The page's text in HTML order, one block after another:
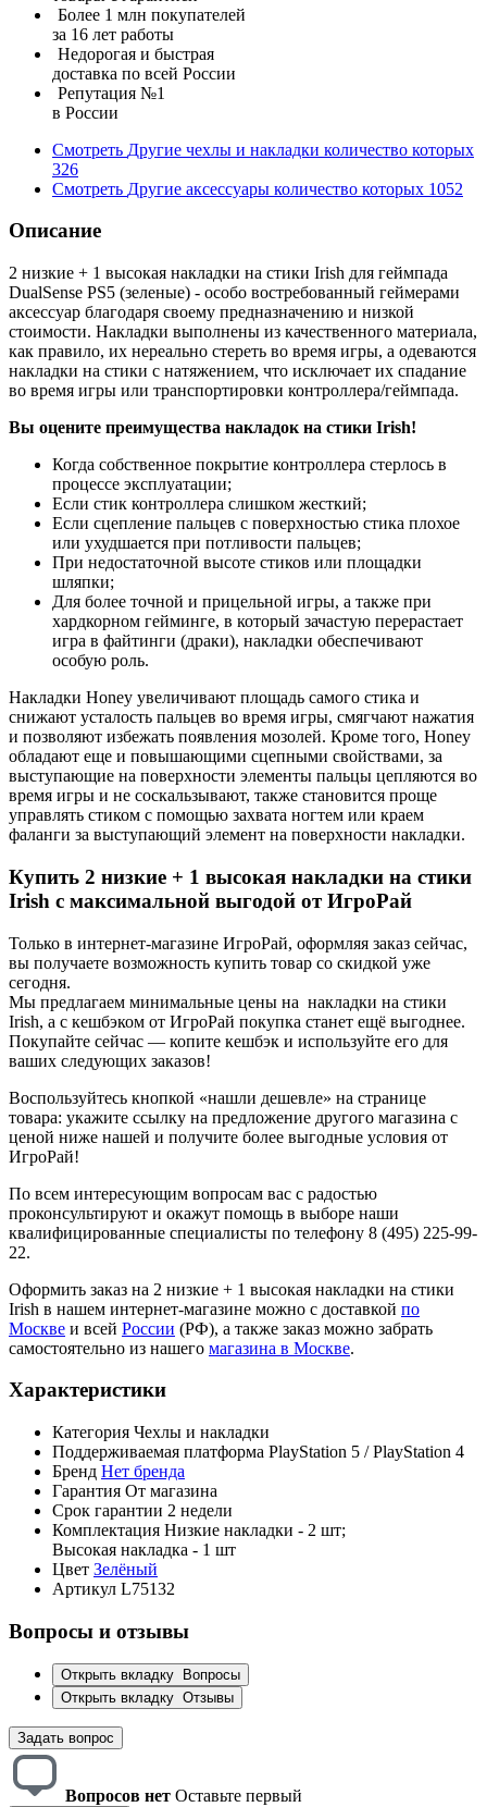
Более 1 млн покупателей
за 16 лет работы
Недорогая и быстрая
доставка по всей России
Репутация №1
в России
Смотреть Другие чехлы и накладки количество которых
326
Смотреть Другие аксессуары количество которых 1052
Описание
2 низкие + 1 высокая накладки на стики Irish для геймпада
DualSense PS5 (зеленые) - особо востребованный геймерами
аксессуар благодаря своему предназначению и низкой
стоимости. Накладки выполнены из качественного материала,
как правило, их нереально стереть во время игры, а одеваются
накладки на стики с натяжением, что исключает их спадание
во время игры или транспортировки контроллера/геймпада.
Вы оцените преимущества накладок на стики Irish!
Когда собственное покрытие контроллера стерлось в
процессе эксплуатации;
Если стик контроллера слишком жесткий;
Если сцепление пальцев с поверхностью стика плохое
или ухудшается при потливости пальцев;
При недостаточной высоте стиков или площадки
шляпки;
Для более точной и прицельной игры, а также при
хардкорном гейминге, в который зачастую перерастает
игра в файтинги (драки), накладки обеспечивают
особую роль.
Накладки Honey увеличивают площадь самого стика и
снижают усталость пальцев во время игры, смягчают нажатия
и позволяют избежать появления мозолей. Кроме того, Honey
обладают еще и повышающими сцепными свойствами, за
выступающие на поверхности элементы пальцы цепляются во
время игры и не соскальзывают, также становится проще
управлять стиком с помощью захвата ногтем или краем
фаланги за выступающий элемент на поверхности накладки.
Купить 2 низкие + 1 высокая накладки на стики
Irish с максимальной выгодой от ИгроРай
Только в интернет-магазине ИгроРай, оформляя заказ сейчас,
вы получаете возможность купить товар со скидкой уже
сегодня.
Мы предлагаем минимальные цены на накладки на стики
Irish, а с кешбэком от ИгроРай покупка станет ещё выгоднее.
Покупайте сейчас — копите кешбэк и используйте его для
ваших следующих заказов!
Воспользуйтесь кнопкой «нашли дешевле» на странице
товара: укажите ссылку на предложение другого магазина с
ценой ниже нашей и получите более выгодные условия от
ИгроРай!
По всем интересующим вопросам вас с радостью
проконсультируют и окажут помощь в выборе наши
квалифицированные специалисты по телефону 8 (495) 225-99-
22.
Оформить заказ на 2 низкие + 1 высокая накладки на стики
Irish в нашем интернет-магазине можно с доставкой по
Москве и всей России (РФ), а также заказ можно забрать
самостоятельно из нашего магазина в Москве.
Характеристики
Категория Чехлы и накладки
Поддерживаемая платформа PlayStation 5 / PlayStation 4
Бренд Нет бренда
Гарантия От магазина
Срок гарантии 2 недели
Комплектация Низкие накладки - 2 шт;
Высокая накладка - 1 шт
Цвет Зелёный
Артикул L75132
Вопросы и отзывы
Открыть вкладку
Вопросы
Открыть вкладку Отзывы
Задать вопрос
Вопросов нет Оставьте первый